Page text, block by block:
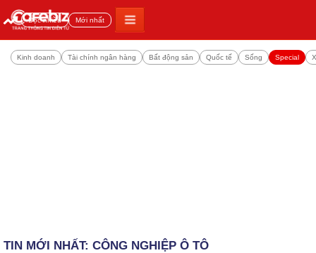
Đọc nhiều Mới nhất
Kinh doanh Tài chính ngân hàng Bất động sản Quốc tế Sống Special
TIN MỚI NHẤT: CÔNG NGHIỆP Ô TÔ